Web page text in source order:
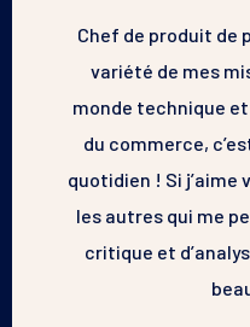
Chef de produit de
variété de mes
monde technique
du commerce,
quotidien ! Si j’aime
les autres qui me
critique et